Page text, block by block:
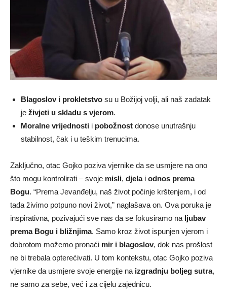
Blagoslov i prokletstvo su u Božijoj volji, ali naš zadatak
je živjeti u skladu s vjerom.
Moralne vrijednosti i pobožnost donose unutrašnju
stabilnost, čak i u teškim trenucima.
Zaključno, otac Gojko poziva vjernike da se usmjere na ono
što mogu kontrolirati – svoje misli, djelai odnos prema
Bogu. “Prema Jevanđelju, naš život počinje krštenjem, i od
tada živimo potpuno novi život,” naglašava on. Ova poruka je
inspirativna, pozivajući sve nas da se fokusiramo na ljubav
prema Bogu i bližnjima. Samo kroz život ispunjen vjerom i
dobrotom možemo pronaći mir i blagoslov, dok nas prošlost
ne bi trebala opterećivati. U tom kontekstu, otac Gojko poziva
vjernike da usmjere svoje energije na izgradnju boljeg sutra,
ne samo za sebe, već i za cijelu zajednicu.